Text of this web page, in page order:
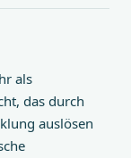
als
das durch
auslösen